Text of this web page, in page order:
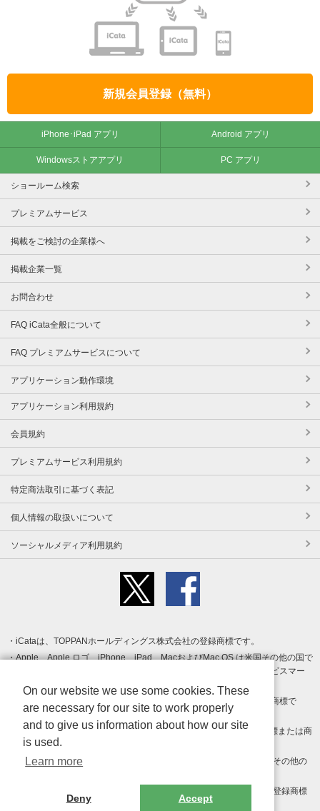
新規会員登録（無料）
iPhone･iPad アプリ Android アプリ
Windowsストアアプリ PC アプリ
ショールーム検索
プレミアムサービス
掲載をご検討の企業様へ
掲載企業一覧
お問合わせ
FAQ iCata全般について
FAQ プレミアムサービスについて
アプリケーション動作環境
アプリケーション利用規約
会員規約
プレミアムサービス利用規約
特定商法取引に基づく表記
個人情報の取扱いについて
ソーシャルメディア利用規約
iCataは、TOPPANホールディングス株式会社の登録商標です。
Apple、Apple ロゴ、iPhone、iPad、MacおよびMac OS は米国その他の国で
登録された Apple Inc. の商標です。App Store は Apple Inc. のサービスマー
クです。
Android、Google Play および Google Play ロゴ は Google LLC の商標で
す。
Windows は Microsoft Inc.の米国およびその他の国における登録商標または商
標です。
Adobe、Adobe Reader、Adobe PDF は、Adobe Inc.の米国およびその他の
その他、記載されている会社名、商品名、ロゴは各社の商標または登録商標
On our website we use some cookies. These
are necessary for our site to work properly
and to give us information about how our site
is used.
Learn more
Deny Accept